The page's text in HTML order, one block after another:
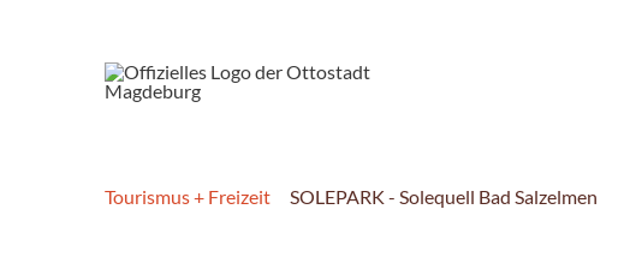
Tourismus + Freizeit SOLEPARK - Solequell Bad Salzelmen